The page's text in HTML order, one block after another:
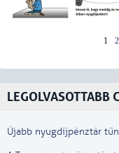
1 2
LEGOLVASOTTABB
Újabb nyugdíjpénztár